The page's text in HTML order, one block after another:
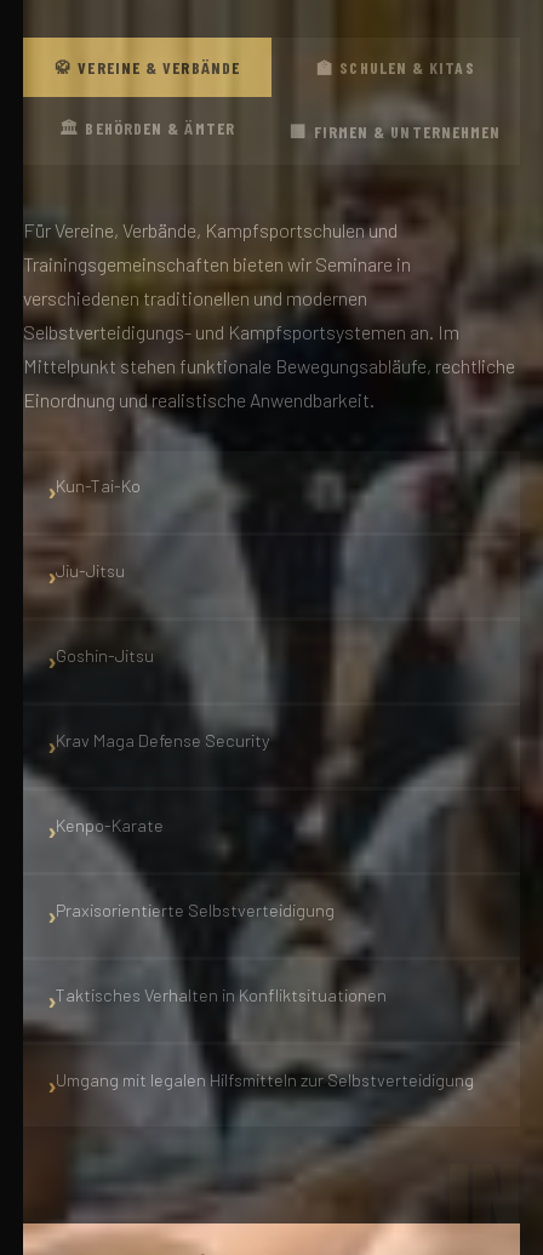
IN
🥋 VEREINE & VERBÄNDE 🏫 SCHULEN & KITAS
🏛️ BEHÖRDEN & ÄMTER 🏢 FIRMEN & UNTERNEHMEN
Für Vereine, Verbände, Kampfsportschulen und
Trainingsgemeinschaften bieten wir Seminare in
verschiedenen traditionellen und modernen
Selbstverteidigungs- und Kampfsportsystemen an. Im
Mittelpunkt stehen funktionale Bewegungsabläufe, rechtliche
Einordnung und realistische Anwendbarkeit.
Kun-Tai-Ko
Jiu-Jitsu
Goshin-Jitsu
Krav Maga Defense Security
Kenpo-Karate
Praxisorientierte Selbstverteidigung
Taktisches Verhalten in Konfliktsituationen
Umgang mit legalen Hilfsmitteln zur Selbstverteidigung